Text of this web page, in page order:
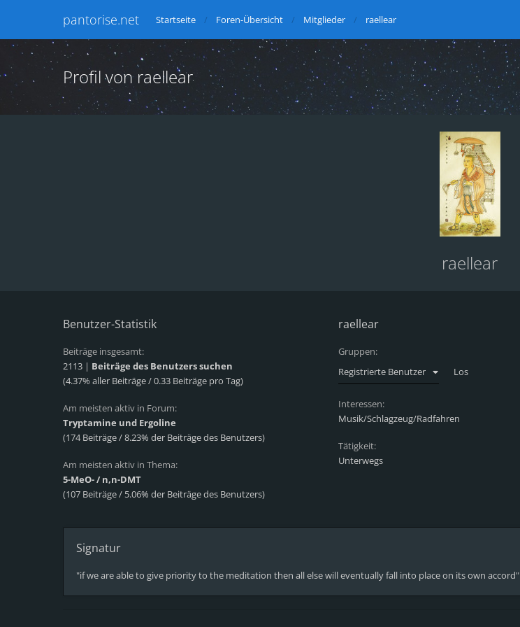
pantorise.net Startseite Foren-Übersicht Mitglieder raellear
Profil von raellear
raellear
Benutzer-Statistik
Beiträge insgesamt:
2113 | Beiträge des Benutzers suchen
(4.37% aller Beiträge / 0.33 Beiträge pro Tag)
Am meisten aktiv in Forum:
Tryptamine und Ergoline
(174 Beiträge / 8.23% der Beiträge des Benutzers)
Am meisten aktiv in Thema:
5-MeO- / n,n-DMT
(107 Beiträge / 5.06% der Beiträge des Benutzers)
raellear
Gruppen:
Registrierte Benutzer
Interessen:
Musik/Schlagzeug/Radfahren
Tätigkeit:
Unterwegs
Signatur
"if we are able to give priority to the meditation then all else will eventually fall into place on its own accord"